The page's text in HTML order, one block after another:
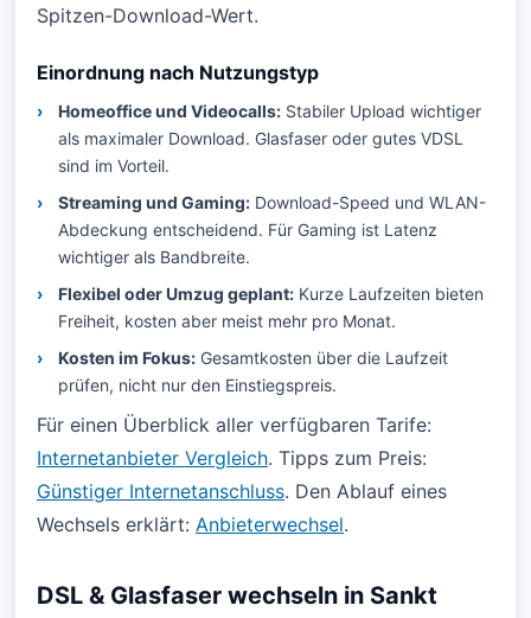
Spitzen-Download-Wert.
Einordnung nach Nutzungstyp
Homeoffice und Videocalls: Stabiler Upload wichtiger
als maximaler Download. Glasfaser oder gutes VDSL
sind im Vorteil.
Streaming und Gaming: Download-Speed und WLAN-
Abdeckung entscheidend. Für Gaming ist Latenz
wichtiger als Bandbreite.
Flexibel oder Umzug geplant: Kurze Laufzeiten bieten
Freiheit, kosten aber meist mehr pro Monat.
Kosten im Fokus: Gesamtkosten über die Laufzeit
prüfen, nicht nur den Einstiegspreis.
Für einen Überblick aller verfügbaren Tarife:
Internetanbieter Vergleich. Tipps zum Preis:
Günstiger Internetanschluss. Den Ablauf eines
Wechsels erklärt: Anbieterwechsel.
DSL & Glasfaser wechseln in Sankt